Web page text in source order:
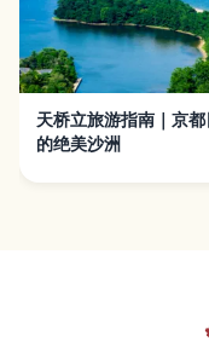
天桥立旅游指南｜京
的绝美沙洲